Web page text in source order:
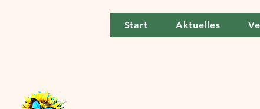
Start Aktuelles